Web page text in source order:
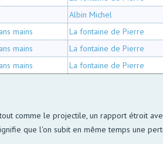
Albin Michel
mains La fontaine de Pierre
mains La fontaine de Pierre
mains La fontaine de Pierre
comme le projectile, un rapport étroit
que l'on subit en même temps une